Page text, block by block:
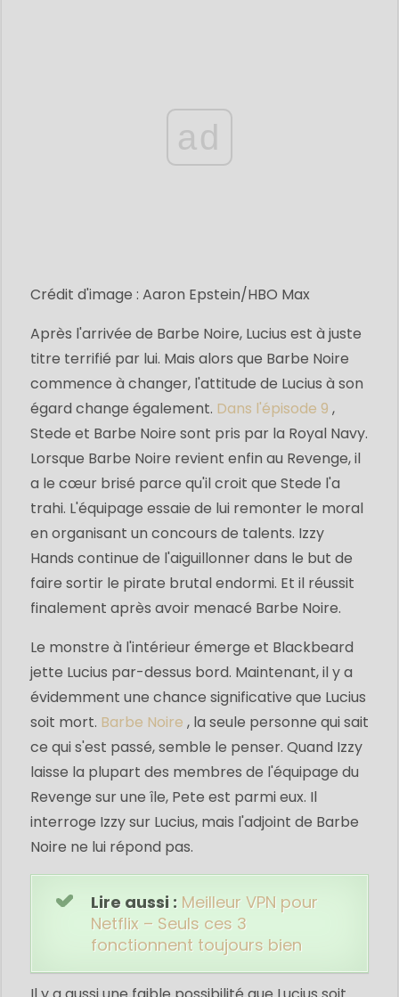
ad
Crédit d'image : Aaron Epstein/HBO Max
Après l'arrivée de Barbe Noire, Lucius est à juste
titre terrifié par lui. Mais alors que Barbe Noire
commence à changer, l'attitude de Lucius à son
égard change également. Dans l'épisode 9 ,
Stede et Barbe Noire sont pris par la Royal Navy.
Lorsque Barbe Noire revient enfin au Revenge, il
a le cœur brisé parce qu'il croit que Stede l'a
trahi. L'équipage essaie de lui remonter le moral
en organisant un concours de talents. Izzy
Hands continue de l'aiguillonner dans le but de
faire sortir le pirate brutal endormi. Et il réussit
finalement après avoir menacé Barbe Noire.
Le monstre à l'intérieur émerge et Blackbeard
jette Lucius par-dessus bord. Maintenant, il y a
évidemment une chance significative que Lucius
soit mort. Barbe Noire , la seule personne qui sait
ce qui s'est passé, semble le penser. Quand Izzy
laisse la plupart des membres de l'équipage du
Revenge sur une île, Pete est parmi eux. Il
interroge Izzy sur Lucius, mais l'adjoint de Barbe
Noire ne lui répond pas.
Lire aussi : Meilleur VPN pour
Netflix – Seuls ces 3
fonctionnent toujours bien